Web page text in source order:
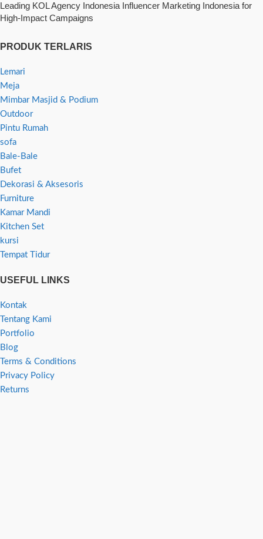
Leading KOL Agency Indonesia Influencer Marketing Indonesia for
High-Impact Campaigns
PRODUK TERLARIS
Lemari
Meja
Mimbar Masjid & Podium
Outdoor
Pintu Rumah
sofa
Bale-Bale
Bufet
Dekorasi & Aksesoris
Furniture
Kamar Mandi
Kitchen Set
kursi
Tempat Tidur
USEFUL LINKS
Kontak
Tentang Kami
Portfolio
Blog
Terms & Conditions
Privacy Policy
Returns